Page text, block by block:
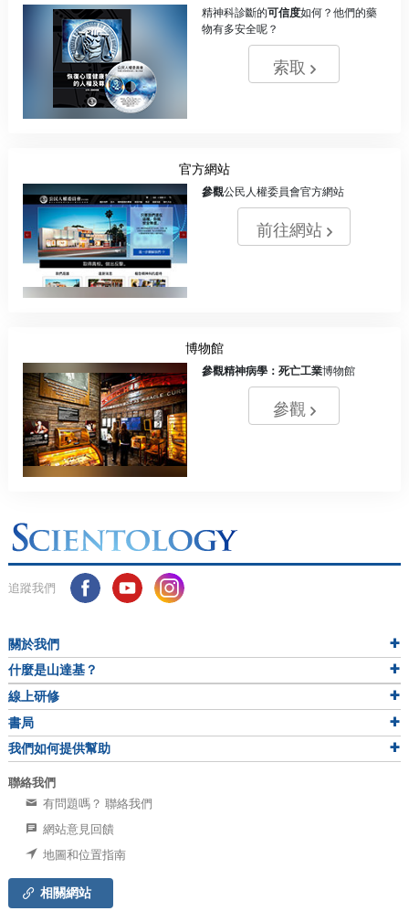
精神科診斷的可信度如何？他們的藥
物有多安全呢？
索取
官方網站
參觀公民人權委員會官方網站
前往網站
博物館
參觀精神病學：死亡工業博物館
參觀
追蹤我們
關於我們
什麼是山達基？
線上研修
書局
我們如何提供幫助
聯絡我們
有問題嗎？ 聯絡我們
網站意見回饋
地圖和位置指南
相關網站